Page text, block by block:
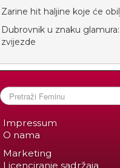
Zarine hit haljine koje će
Dubrovnik u znaku
zvijezde
Impressum
O nama
Marketing
Licenciranje sadržaja